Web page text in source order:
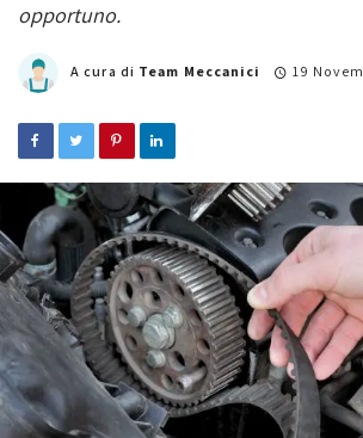
opportuno.
A cura di Team Meccanici 19